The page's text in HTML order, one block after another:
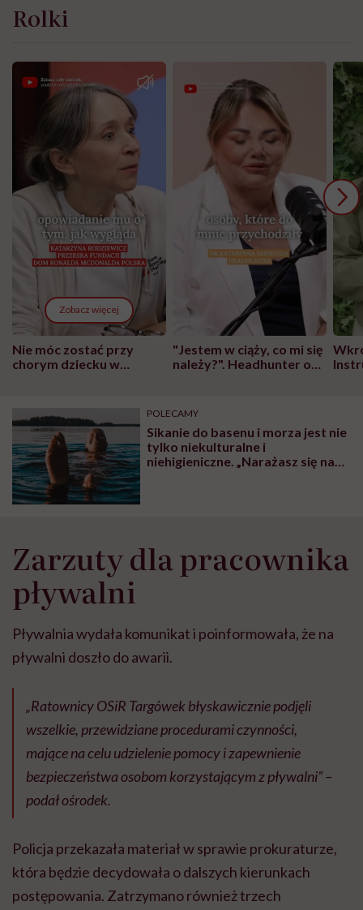
Rolki
Zobacz więcej
Nie móc zostać przy
chorym dziecku w
głupota i brak
wyobraźni"
"Jestem w ciąży, co mi się
należy?". Headhunter o
pracy
POLECAMY
Sikanie do basenu i morza jest nie
tylko niekulturalne i
niehigieniczne. „Narażasz się na
Zarzuty dla pracownika
pływalni
Pływalnia wydała komunikat i poinformowała, że na
pływalni doszło do awarii.
„Ratownicy OSiR Targówek błyskawicznie podjęli
wszelkie, przewidziane procedurami czynności,
mające na celu udzielenie pomocy i zapewnienie
bezpieczeństwa osobom korzystającym z pływalni” –
podał ośrodek.
Policja przekazała materiał w sprawie prokuraturze,
która będzie decydowała o dalszych kierunkach
postępowania. Zatrzymano również trzech